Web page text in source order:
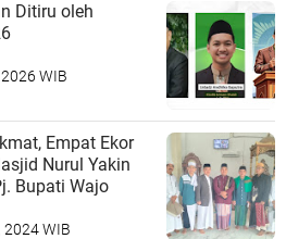
Ditiru oleh
WIB
Empat Ekor
Nurul Yakin
Bupati Wajo
2024 WIB